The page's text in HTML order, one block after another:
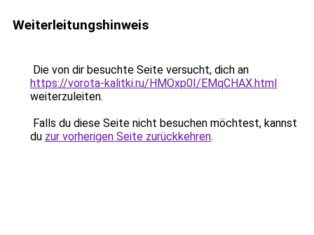
Weiterleitungshinweis
Die von dir besuchte Seite versucht, dich an
https://vorota-kalitki.ru/HMOxp0I/EMqCHAX.html
weiterzuleiten.
Falls du diese Seite nicht besuchen möchtest, kannst
du zur vorherigen Seite zurückkehren.